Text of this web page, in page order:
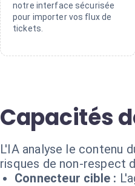
notre interface sécurisée
pour importer vos flux de
tickets.
Capacités
L'IA analyse le contenu
risques de non-respect
Connecteur cible :